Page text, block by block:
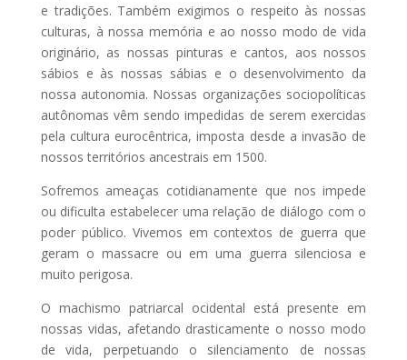
e tradições. Também exigimos o respeito às nossas
culturas, à nossa memória e ao nosso modo de vida
originário, as nossas pinturas e cantos, aos nossos
sábios e às nossas sábias e o desenvolvimento da
nossa autonomia. Nossas organizações sociopolíticas
autônomas vêm sendo impedidas de serem exercidas
pela cultura eurocêntrica, imposta desde a invasão de
nossos territórios ancestrais em 1500.
Sofremos ameaças cotidianamente que nos impede
ou dificulta estabelecer uma relação de diálogo com o
poder público. Vivemos em contextos de guerra que
geram o massacre ou em uma guerra silenciosa e
muito perigosa.
O machismo patriarcal ocidental está presente em
nossas vidas, afetando drasticamente o nosso modo
de vida, perpetuando o silenciamento de nossas